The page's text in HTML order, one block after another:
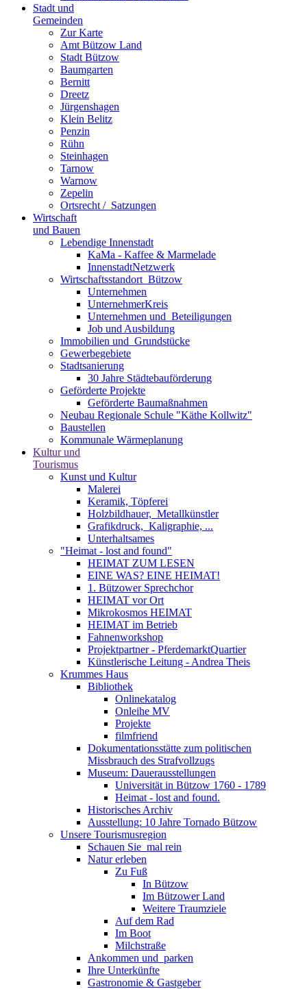
Stadt und
Gemeinden
Zur Karte
Amt Bützow Land
Stadt Bützow
Baumgarten
Bernitt
Dreetz
Jürgenshagen
Klein Belitz
Penzin
Rühn
Steinhagen
Tarnow
Warnow
Zepelin
Ortsrecht / ­ Satzungen
Wirtschaft
und Bauen
Lebendige Innenstadt
KaMa - Kaffee & Marmelade
InnenstadtNetzwerk
Wirtschaftsstand­ort ­ Bützow
Unternehmen
UnternehmerKreis
Unternehmen und ­ Beteiligungen
Job und Ausbildung
Immobilien und ­ Grundstücke
Gewerbegebiete
Stadtsanierung
30 Jahre Städtebauförderung
Geförderte Projekte
Geförderte Baumaßnahmen
Neubau Regionale Schule "Käthe Kollwitz"
Baustellen
Kommunale Wärmeplanung
Kultur und
Tourismus
Kunst und Kultur
Malerei
Keramik, Töpferei
Holzbildhauer, ­ Metallkünstler
Grafikdruck, ­ Kaligraphie, ...
Unterhaltsames
"Heimat - lost and found"
HEIMAT ZUM LESEN
EINE WAS? EINE HEIMAT!
1. Bützower Sprechchor
HEIMAT vor Ort
Mikrokosmos HEIMAT
HEIMAT im Betrieb
Fahnenworkshop
Projektpartner - PferdemarktQuartier
Künstlerische Leitung - Andrea Theis
Krummes Haus
Bibliothek
Onlinekatalog
Onleihe MV
Projekte
filmfriend
Dokumentationsstätte zum politischen
Missbrauch des Strafvollzugs
Museum: Dauerausstellungen
Universität in Bützow 1760 - 1789
Heimat - lost and found.
Historisches Archiv
Ausstellung: 10 Jahre Tornado Bützow
Unsere Tourismusregion
Schauen Sie ­ mal rein
Natur erleben
Zu Fuß
In Bützow
Im Bützower Land
Weitere Traumziele
Auf dem Rad
Im Boot
Milchstraße
Ankommen und ­ parken
Ihre Unterkünfte
Gastronomie & Gastgeber